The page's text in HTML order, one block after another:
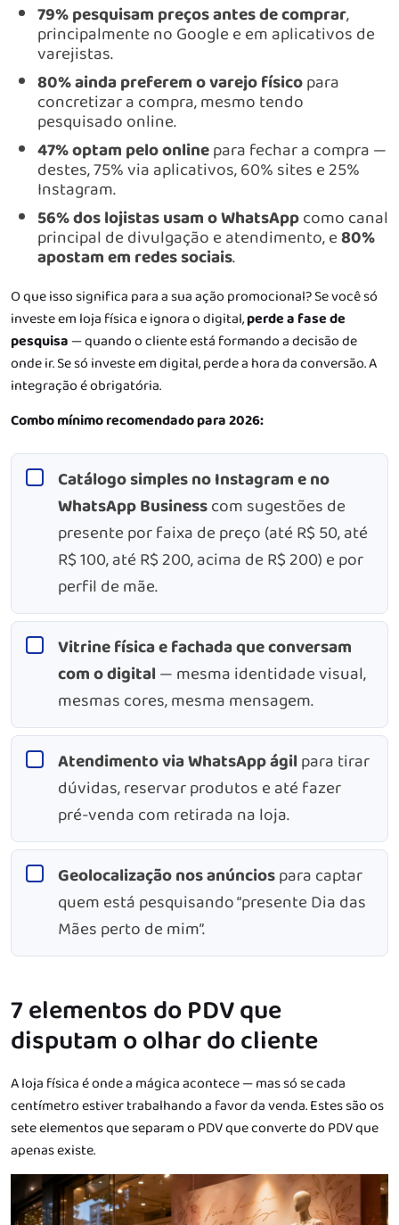
79% pesquisam preços antes de comprar,
principalmente no Google e em aplicativos de
varejistas.
80% ainda preferem o varejo físicopara
concretizar a compra, mesmo tendo
pesquisado online.
47% optam pelo onlinepara fechar a compra —
destes, 75% via aplicativos, 60% sites e 25%
Instagram.
56% dos lojistas usam o WhatsAppcomo canal
principal de divulgação e atendimento, e80%
apostam em redes sociais.
O que isso significa para a sua ação promocional? Se você só
investe em loja física e ignora o digital,perde a fase de
pesquisa — quando o cliente está formando a decisão de
onde ir. Se só investe em digital, perde a hora da conversão. A
integração é obrigatória.
Combo mínimo recomendado para 2026:
Catálogo simples no Instagram e no
WhatsApp Businesscom sugestões de
presente por faixa de preço (até R$ 50, até
R$ 100, até R$ 200, acima de R$ 200) e por
perfil de mãe.
Vitrine física e fachada que conversam
com o digital— mesma identidade visual,
mesmas cores, mesma mensagem.
Atendimento via WhatsApp ágilpara tirar
dúvidas, reservar produtos e até fazer
pré-venda com retirada na loja.
Geolocalização nos anúnciospara captar
quem está pesquisando “presente Dia das
Mães perto de mim”.
7 elementos do PDV que
disputam o olhar do cliente
A loja física é onde a mágica acontece — mas só se cada
centímetro estiver trabalhando a favor da venda. Estes são os
sete elementos que separam o PDV que converte do PDV que
apenas existe.